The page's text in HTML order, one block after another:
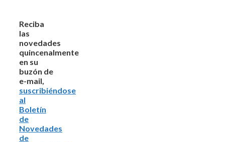
Reciba
las
novedades
quincenalmente
en su
buzón de
e-mail,
suscribiéndose
al
Boletín
de
Novedades
de